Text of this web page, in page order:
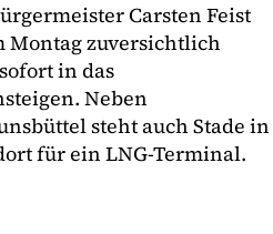
Carsten Feist
Montag zuversichtlich
in das
Neben
steht auch Stade in
für ein LNG-Terminal.